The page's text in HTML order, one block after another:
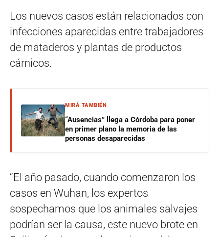
Los nuevos casos están relacionados con
infecciones aparecidas entre trabajadores
de mataderos y plantas de productos
cárnicos.
MIRÁ TAMBIÉN
“Ausencias” llega a Córdoba para poner
en primer plano la memoria de las
personas desaparecidas
“El año pasado, cuando comenzaron los
casos en Wuhan, los expertos
sospechamos que los animales salvajes
podrían ser la causa, este nuevo brote en